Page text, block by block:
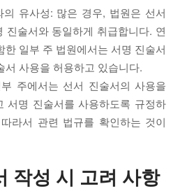
의 유사성: 많은 경우, 법원은 선서
진술서와 동일하게 취급합니다. 연
한 일부 주 법원에서는 서명 진술서
서 사용을 허용하고 있습니다.
주에서는 선서 진술서의 사용을
서명 진술서를 사용하도록 규정하
라서 관련 법규를 확인하는 것이
작성 시 고려 사항